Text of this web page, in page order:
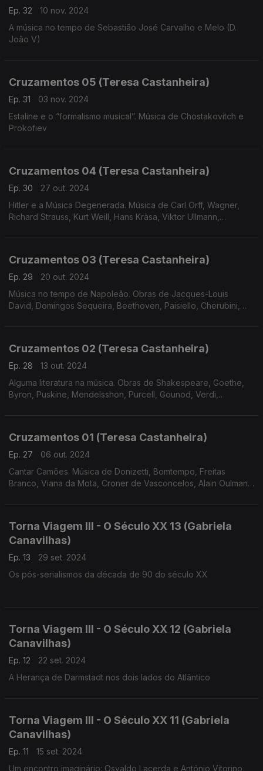
Ep. 32
10 nov. 2024
A música no tempo de Sebastião José Carvalho e Melo (D.
João V)
Cruzamentos 05 (Teresa Castanheira)
Ep. 31
03 nov. 2024
Estaline e o “formalismo musical”. Música de Chostakovitch e
Prokofiev
Cruzamentos 04 (Teresa Castanheira)
Ep. 30
27 out. 2024
Hitler e a Música Degenerada. Música de Carl Orff, Wagner,
Richard Strauss, Kurt Weill, Hans Kràsa, Viktor Ullmann,
Cruzamentos 03 (Teresa Castanheira)
Ep. 29
20 out. 2024
Música no tempo de Napoleão. Obras de Jacques-Louis
David, Domingos Sequeira, Beethoven, Paisiello, Cherubini,
Cruzamentos 02 (Teresa Castanheira)
Ep. 28
13 out. 2024
Alguma literatura na música. Obras de Shakespeare, Goethe,
Byron, Puskine, Mendelsshon, Purcell, Gounod, Verdi,
Cruzamentos 01 (Teresa Castanheira)
Ep. 27
06 out. 2024
Cantar Camões. Música de Donizetti, Bomtempo, Freitas
Branco, Viana da Mota, Croner de Vasconcelos, Alain Oulman,
Torna Viagem III - O Século XX 13 (Gabriela
Canavilhas)
Ep. 13
29 set. 2024
Os pós-serialismos da década de 90 do século XX
Torna Viagem III - O Século XX 12 (Gabriela
Canavilhas)
Ep. 12
22 set. 2024
A Herança de Darmstadt nos dois lados do Atlântico
Torna Viagem III - O Século XX 11 (Gabriela
Canavilhas)
Ep. 11
15 set. 2024
Um encontro imaginário: Osvaldo Lacerda e António Vitorino